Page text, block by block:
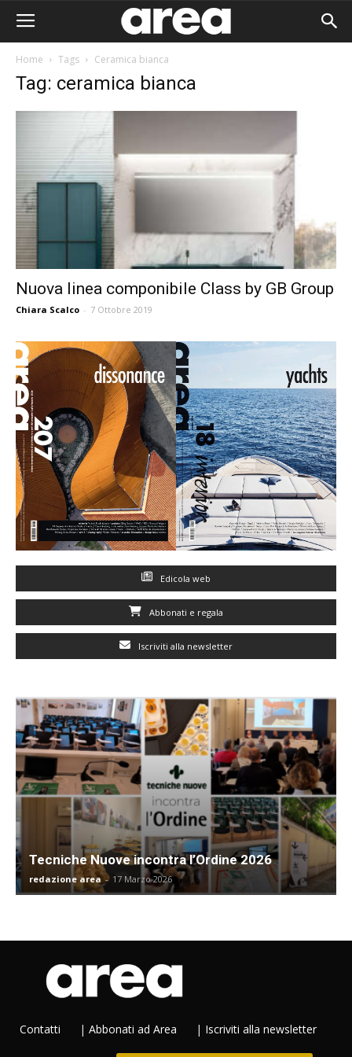
Home Tags Ceramica bianca
Tag: ceramica bianca
Nuova linea componibile Class by GB Group
Chiara Scalco - 7 Ottobre 2019
Edicola web
Abbonati e regala
Iscriviti alla newsletter
Tecniche Nuove incontra l’Ordine 2026
redazione area - 17 Marzo 2026
Contatti | Abbonati ad Area | Iscriviti alla newsletter